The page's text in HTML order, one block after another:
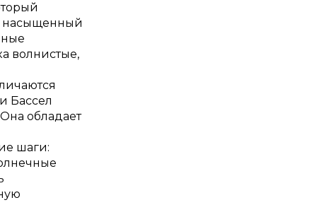
насыщенный
волнистые,
Бассел
обладает
шаги: